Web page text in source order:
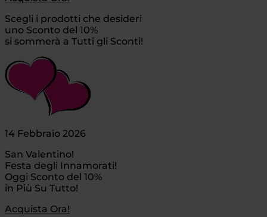
Scegli i prodotti che desideri
uno Sconto del 10%
si sommerà a Tutti gli Sconti!
14 Febbraio 2026
San Valentino!
Festa degli Innamorati!
Oggi Sconto del 10%
in Più Su Tutto!
Acquista Ora!